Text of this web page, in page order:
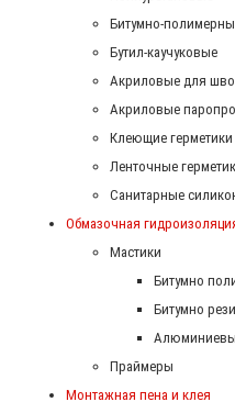
Битумно-
Бутил-каучуковые
Акриловые для
Акриловые
Клеющие герметики
Ленточные
Санитарные
Обмазочная
Мастики
Битумно
Битумно
Праймеры
Монтажная пена и клея